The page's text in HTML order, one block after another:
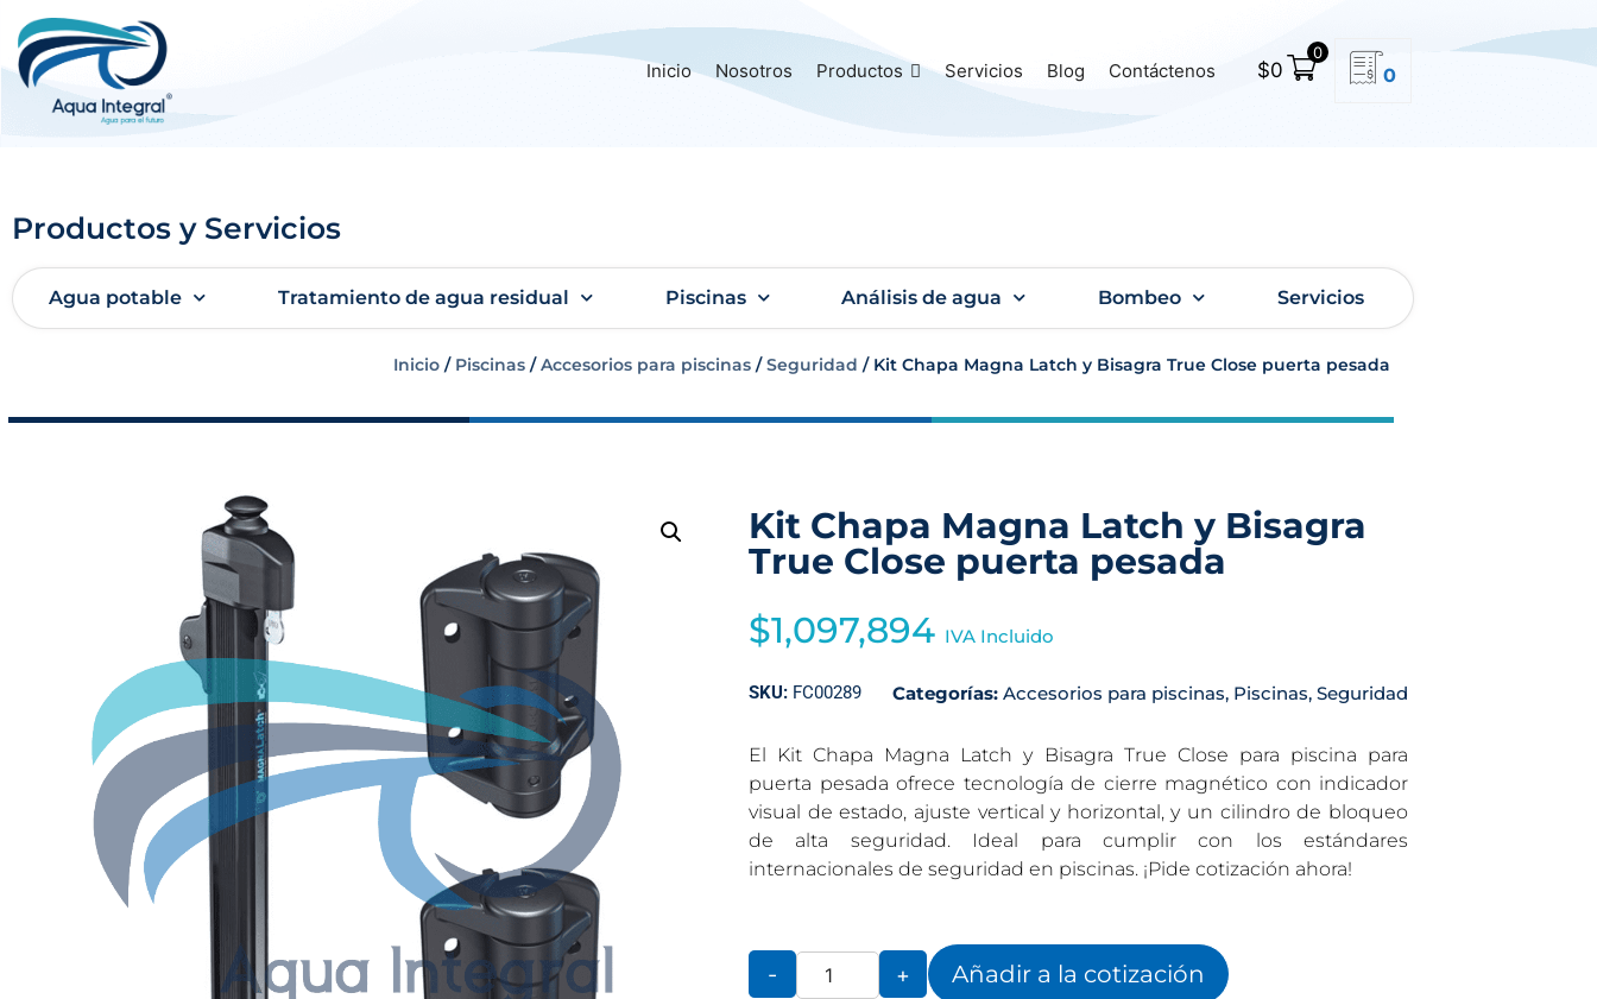
Inicio Nosotros Productos Servicios Blog Contáctenos $0
0
0
Productos y Servicios
Agua potable Tratamiento de agua residual Piscinas Análisis de agua Bombeo Servicios
Inicio / Piscinas /Accesorios para piscinas /Seguridad / Kit Chapa Magna Latch y Bisagra True Close puerta pesada
Kit Chapa Magna Latch y Bisagra
True Close puerta pesada
$1,097,894 IVA Incluido
SKU: FC00289 Categorías: Accesorios para piscinas, Piscinas, Seguridad
El Kit Chapa Magna Latch y Bisagra True Close para piscina para
puerta pesada ofrece tecnología de cierre magnético con indicador
visual de estado, ajuste vertical y horizontal, y un cilindro de bloqueo
de alta seguridad. Ideal para cumplir con los estándares
internacionales de seguridad en piscinas. ¡Pide cotización ahora!
- + Añadir a la cotización